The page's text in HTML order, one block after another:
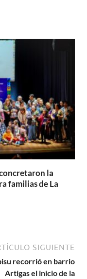
la
familias de La
SIGUIENTE
recorrió en barrio
Artigas el inicio de la